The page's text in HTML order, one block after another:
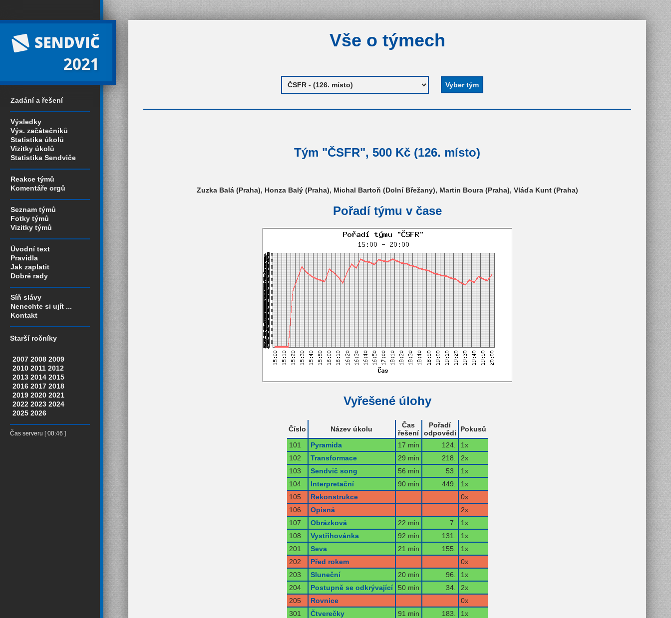
2021
Zadání a řešení
Výsledky
Výs. začátečníků
Statistika úkolů
Vizitky úkolů
Statistika Sendviče
Reakce týmů
Komentáře orgů
Seznam týmů
Fotky týmů
Vizitky týmů
Úvodní text
Pravidla
Jak zaplatit
Dobré rady
Síň slávy
Nenechte si ujít ...
Kontakt
Starší ročníky
2007 2008 2009
2010 2011 2012
2013 2014 2015
2016 2017 2018
2019 2020 2021
2022 2023 2024
2025 2026
Čas serveru [ 00:46 ]
Vše o týmech
Tým "ČSFR", 500 Kč (126. místo)
Zuzka Balá (Praha), Honza Balý (Praha), Michal Bartoň (Dolní Břežany), Martin Boura (Praha), Vláďa Kunt (Praha)
Pořadí týmu v čase
Vyřešené úlohy
Číslo Název úkolu
Čas
řešení
Pořadí
odpovědi
Pokusů
101
Pyramida 17 min 124.
1x
102
Transformace 29 min 218.
2x
103
Sendvič song 56 min 53.
1x
104
Interpretační 90 min 449.
1x
105
Rekonstrukce
0x
106
Opisná
2x
107
Obrázková 22 min 7.
1x
108
Vystřihovánka 92 min 131.
1x
201
Seva 21 min 155.
1x
202
Před rokem
0x
203
Sluneční 20 min 96.
1x
204
Postupně se odkrývající 50 min 34.
2x
205
Rovnice
0x
301
Čtverečky 91 min 183.
1x